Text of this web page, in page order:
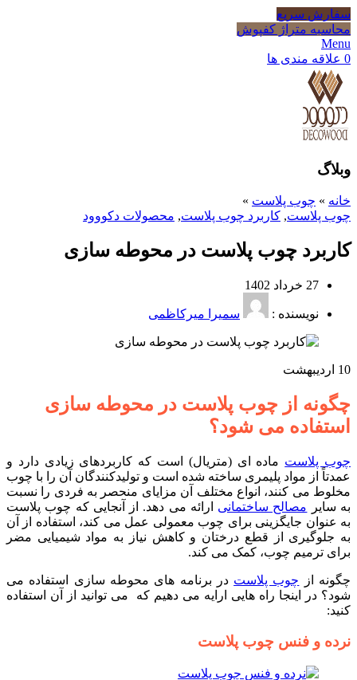
سفارش سریع
محاسبه متراژ کفپوش
Menu
0 علاقه مندی ها
وبلاگ
خانه » چوب پلاست »
چوب پلاست, کاربرد چوب پلاست, محصولات دکووود
کاربرد چوب پلاست در محوطه سازی
27 خرداد 1402
نویسنده : سمیرا میرکاظمی
10 اردیبهشت
چگونه از چوب پلاست در محوطه سازی
استفاده می شود؟
چوب پلاست ماده ای (متریال) است که کاربردهای زیادی دارد و
عمدتاً از مواد پلیمری ساخته شده است و تولیدکنندگان آن را با چوب
مخلوط می کنند، انواع مختلف آن مزایای منحصر به فردی را نسبت
به سایر مصالح ساختمانی ارائه می دهد. از آنجایی که چوب پلاست
به عنوان جایگزینی برای چوب معمولی عمل می کند، استفاده از آن
به جلوگیری از قطع درختان و کاهش نیاز به مواد شیمیایی مضر
برای ترمیم چوب، کمک می کند.
چگونه از چوب پلاست در برنامه های محوطه سازی استفاده می
شود؟ در اینجا راه هایی ارایه می دهیم که می توانید از آن استفاده
کنید:
نرده و فنس چوب پلاست